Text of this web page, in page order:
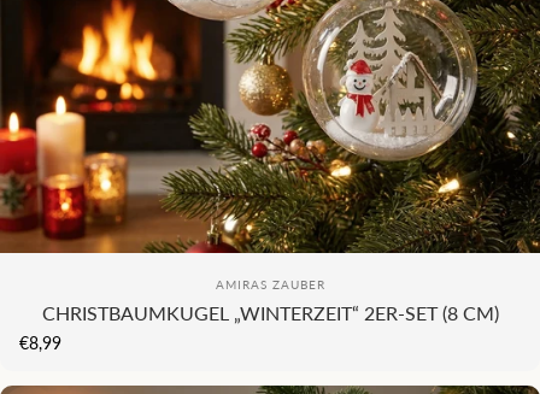
COMING SOON...
Anbieter:
AMIRAS ZAUBER
CHRISTBAUMKUGEL „WINTERZEIT“ 2ER-SET (8 CM)
€8,99